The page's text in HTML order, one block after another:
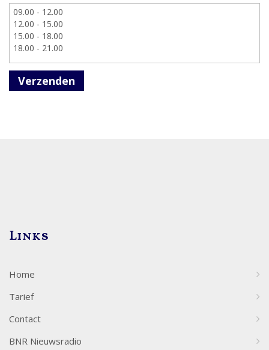
Verzenden
Links
Home
Tarief
Contact
BNR Nieuwsradio